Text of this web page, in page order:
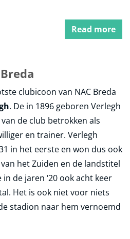
Read more
clubicoon van NAC Breda
. De in 1896 geboren Verlegh
de club betrokken als
en trainer. Verlegh
in het eerste en won dus ook
het Zuiden en de landstitel
de jaren ‘20 ook acht keer
Het is ook niet voor niets
stadion naar hem vernoemd